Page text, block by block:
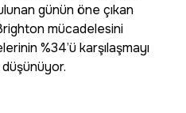
günün öne çıkan
mücadelesini
%34’ü karşılaşmayı
düşünüyor.